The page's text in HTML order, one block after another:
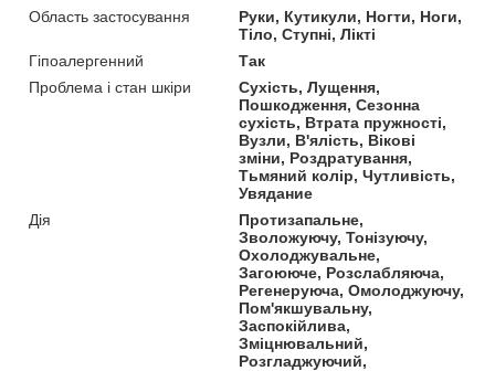
Область застосування
Руки, Кутикули, Ногти, Ноги,
Тіло, Ступні, Лікті
Гіпоалергенний
Так
Проблема і стан шкіри
Сухість, Лущення,
Пошкодження, Сезонна
сухість, Втрата пружності,
Вузли, В'ялість, Вікові
зміни, Роздратування,
Тьмяний колір, Чутливість,
Увядание
Дія
Протизапальне,
Зволожуючу, Тонізуючу,
Охолоджувальне,
Загоююче, Розслабляюча,
Регенеруюча, Омолоджуючу,
Пом'якшувальну,
Заспокійлива,
Зміцнювальний,
Розгладжуючий,